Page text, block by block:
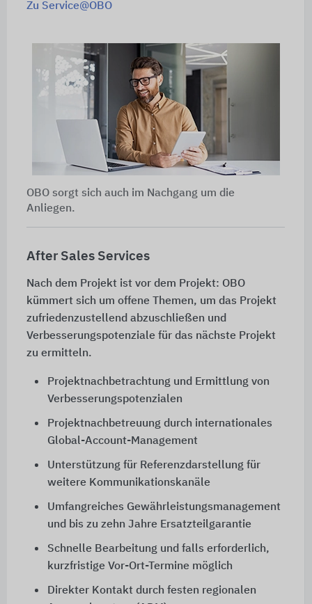
Zu Service@OBO
OBO sorgt sich auch im Nachgang um die
Anliegen.
After Sales Services
Nach dem Projekt ist vor dem Projekt: OBO
kümmert sich um offene Themen, um das Projekt
zufriedenzustellend abzuschließen und
Verbesserungspotenziale für das nächste Projekt
zu ermitteln.
Projektnachbetrachtung und Ermittlung von
Verbesserungspotenzialen
Projektnachbetreuung durch internationales
Global-Account-Management
Unterstützung für Referenzdarstellung für
weitere Kommunikationskanäle
Umfangreiches Gewährleistungsmanagement
und bis zu zehn Jahre Ersatzteilgarantie
Schnelle Bearbeitung und falls erforderlich,
kurzfristige Vor-Ort-Termine möglich
Direkter Kontakt durch festen regionalen